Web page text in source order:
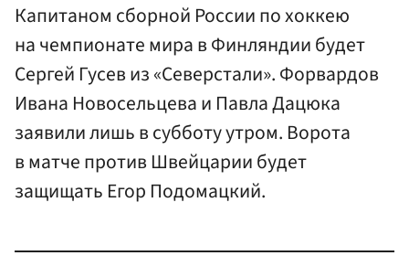
Капитаном сборной России по хоккею
на чемпионате мира в Финляндии будет
Сергей Гусев из «Северстали». Форвардов
Ивана Новосельцева и Павла Дацюка
заявили лишь в субботу утром. Ворота
в матче против Швейцарии будет
защищать Егор Подомацкий.